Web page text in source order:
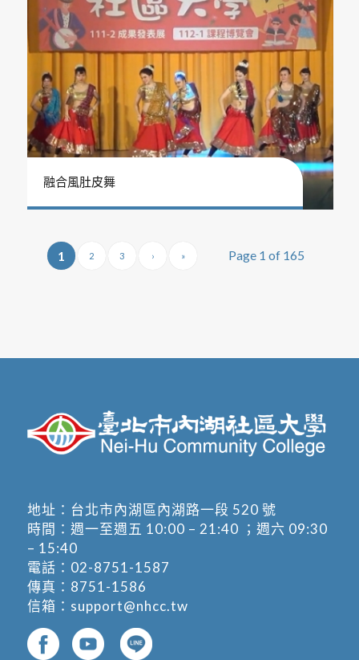
融合風肚皮舞
Page 1 of 165
1 2 3 › »
地址： 台北市內湖區內湖路一段 520 號
時間：週一至週五 10:00 – 21:40 ；週六 09:30
– 15:40
電話： 02-8751-1587
傳真：8751-1586
信箱： support@nhcc.tw